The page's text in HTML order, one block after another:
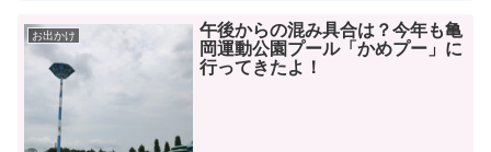
お出かけ
午後からの混み具合は？今年も亀
岡運動公園プール「かめプー」に
行ってきたよ！